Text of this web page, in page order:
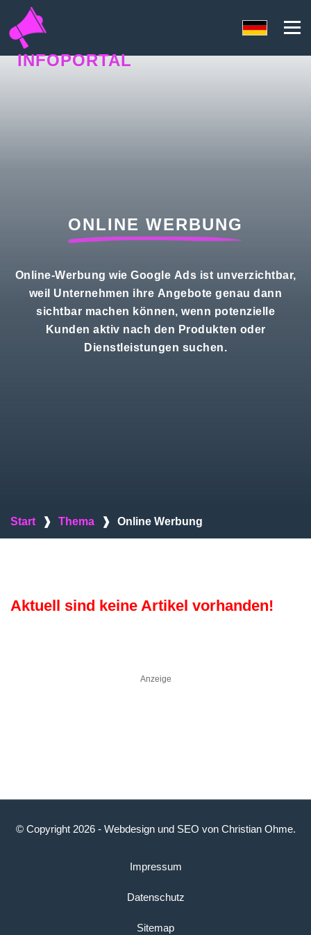
INFOPORTAL
ONLINE WERBUNG
Online-Werbung wie Google Ads ist unverzichtbar,
weil Unternehmen ihre Angebote genau dann
sichtbar machen können, wenn potenzielle
Kunden aktiv nach den Produkten oder
Dienstleistungen suchen.
Start ❱ Thema ❱ Online Werbung
Aktuell sind keine Artikel vorhanden!
Anzeige
© Copyright 2026 - Webdesignund SEO von Christian Ohme.
Impressum
Datenschutz
Sitemap